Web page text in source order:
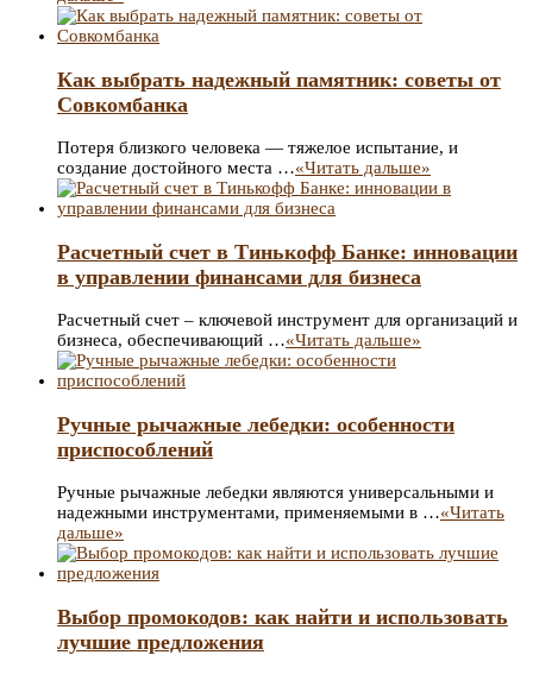
Как выбрать надежный памятник: советы от
Совкомбанка
Потеря близкого человека — тяжелое испытание, и
создание достойного места …«Читать дальше»
Расчетный счет в Тинькофф Банке: инновации
в управлении финансами для бизнеса
Расчетный счет – ключевой инструмент для организаций и
бизнеса, обеспечивающий …«Читать дальше»
Ручные рычажные лебедки: особенности
приспособлений
Ручные рычажные лебедки являются универсальными и
надежными инструментами, применяемыми в …«Читать
дальше»
Выбор промокодов: как найти и использовать
лучшие предложения